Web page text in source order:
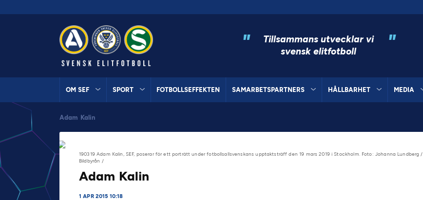
"
Tillsammans utvecklar vi
svensk elitfotboll
"
OM SEF SPORT FOTBOLLSEFFEKTEN SAMARBETSPARTNERS HÅLLBARHET MEDIA
Adam Kalin
190319 Adam Kalin, SEF, poserar för ett porträtt under fotbollsallsvenskans upptaktsträff den 19 mars 2019 i Stockholm. Foto: Johanna Lundberg /
Bildbyrån /
Adam Kalin
1 APR 2015 10:18